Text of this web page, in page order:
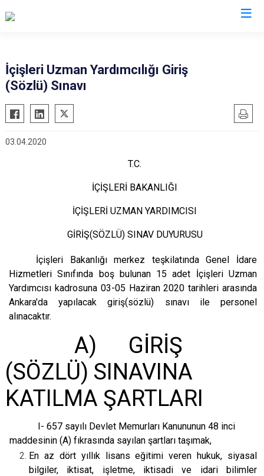
Akçaabat
Araklı
Beşikdüzü
Sürmene
Tonya
Ortahisar
İçişleri Uzman Yardımcılığı Giriş
(Sözlü) Sınavı
03.04.2020
T.C.
İÇİŞLERİ BAKANLIĞI
İÇİŞLERİ UZMAN YARDIMCISI
GİRİŞ(SÖZLÜ) SINAV DUYURUSU
İçişleri Bakanlığı merkez teşkilatında Genel İdare
Hizmetleri Sınıfında boş bulunan 15 adet İçişleri Uzman
Yardımcısı kadrosuna 03-05 Haziran 2020 tarihleri arasında
Ankara'da yapılacak giriş(sözlü) sınavı ile personel
alınacaktır.
A) GİRİŞ
(SÖZLÜ) SINAVINA
KATILMA ŞARTLARI
I- 657 sayılı Devlet Memurları Kanununun 48 inci
maddesinin (A) fıkrasında sayılan şartları taşımak,
En az dört yıllık lisans eğitimi veren hukuk, siyasal
bilgiler, iktisat, işletme, iktisadi ve idari bilimler